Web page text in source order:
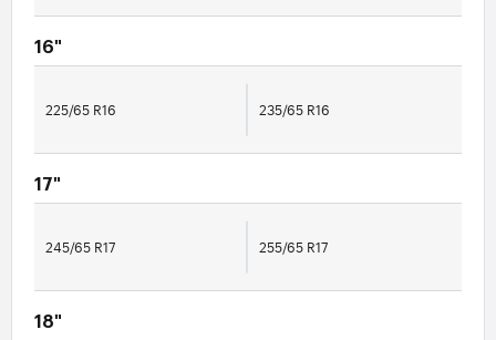
16"
225/65 R16 235/65 R16
17"
245/65 R17 255/65 R17
18"